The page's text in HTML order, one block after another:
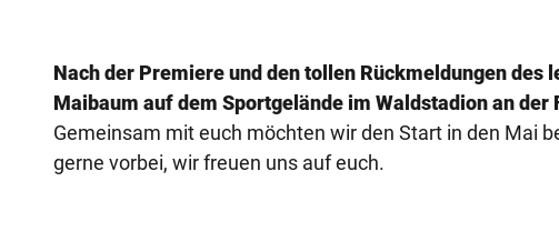
Nach der Premiere und den tollen Rückmeldungen
Maibaum auf dem Sportgelände im Waldstadion an
Gemeinsam mit euch möchten wir den Start in den Mai
gerne vorbei, wir freuen uns auf euch.